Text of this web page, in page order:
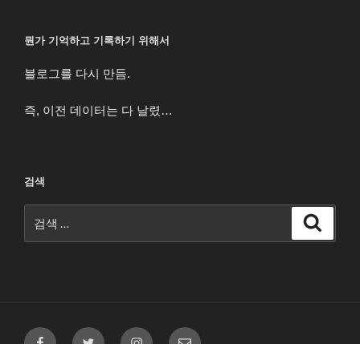
뭔가 기억하고 기록하기 위해서
블로그를 다시 만듬.
즉, 이전 데이터는 다 날렸…
검색
색:
페 트 인 이